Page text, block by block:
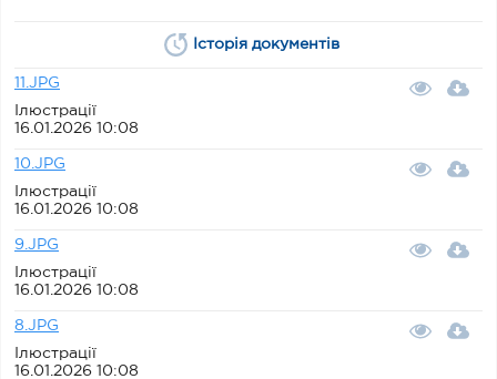
Історія документів
11.JPG
Ілюстрації
16.01.2026 10:08
10.JPG
Ілюстрації
16.01.2026 10:08
9.JPG
Ілюстрації
16.01.2026 10:08
8.JPG
Ілюстрації
16.01.2026 10:08